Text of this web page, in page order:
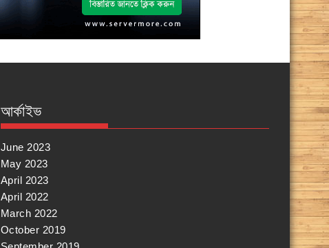
আর্কাইভ
June 2023
May 2023
April 2023
April 2022
March 2022
October 2019